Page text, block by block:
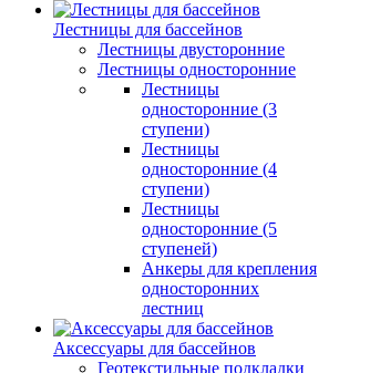
Лестницы для бассейнов
Лестницы двусторонние
Лестницы односторонние
Лестницы
односторонние (3
ступени)
Лестницы
односторонние (4
ступени)
Лестницы
односторонние (5
ступеней)
Анкеры для крепления
односторонних
лестниц
Аксессуары для бассейнов
Геотекстильные подкладки